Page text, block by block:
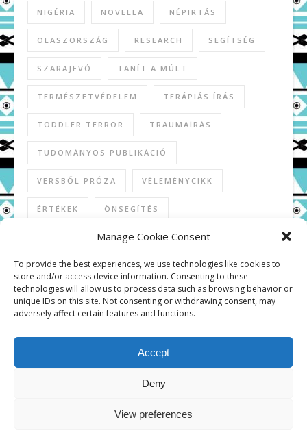
Manage Cookie Consent
To provide the best experiences, we use technologies like cookies to
store and/or access device information. Consenting to these
technologies will allow us to process data such as browsing behavior or
unique IDs on this site. Not consenting or withdrawing consent, may
adversely affect certain features and functions.
Accept
Deny
View preferences
NIGÉRIA NOVELLA NÉPIRTÁS
OLASZORSZÁG RESEARCH SEGÍTSÉG
SZARAJEVÓ TANÍT A MÚLT
TERMÉSZETVÉDELEM TERÁPIÁS ÍRÁS
TODDLER TERROR TRAUMAÍRÁS
TUDOMÁNYOS PUBLIKÁCIÓ
VERSBŐL PRÓZA VÉLEMÉNYCIKK
ÉRTÉKEK ÖNSEGÍTÉS
KÖZÖSSÉGI MÉDIA
Adatkezelési tájékoztató